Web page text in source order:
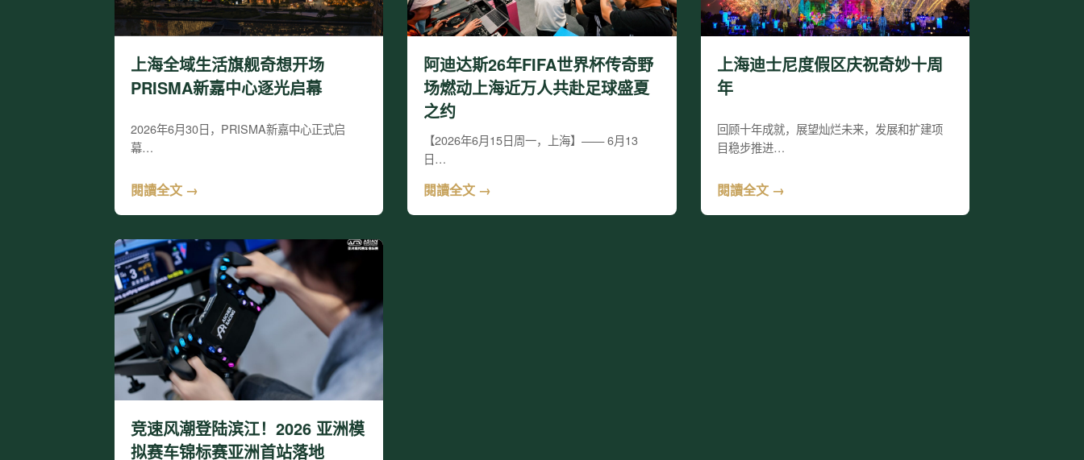
上海全域生活旗舰奇想开场
PRISMA新嘉中心逐光启幕
2026年6月30日，PRISMA新嘉中心正式启
幕…
閱讀全文 →
阿迪达斯26年FIFA世界杯传奇野
场燃动上海近万人共赴足球盛夏
之约
【2026年6月15日周一，上海】—— 6月13
日…
閱讀全文 →
上海迪士尼度假区庆祝奇妙十周
年
回顾十年成就，展望灿烂未来，发展和扩建项
目稳步推进…
閱讀全文 →
竞速风潮登陆滨江！2026 亚洲模
拟赛车锦标赛亚洲首站落地